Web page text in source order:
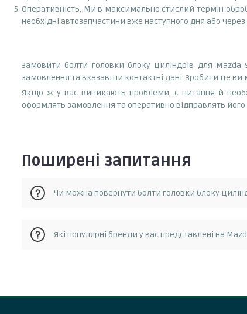
Оперативність. Ми в максимально стислий термін
необхідні автозапчастини вже наступного дня або
Замовити болти головки блоку циліндрів для
замовлення та вказавши контактні дані. Зробити це
Якщо ж у вас виникають проблеми, є питання й
оформлять замовлення та оперативно відправлять
Поширені запитання
Чи можна повернути болти головки блоку
експлуатації та не була пошкоджена. Для повернення
Які популярні бренди у вас представлені на